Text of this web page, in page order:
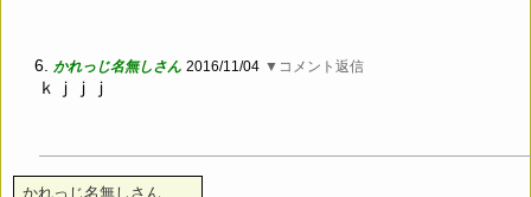
6. かれっじ名無しさん 2016/11/04 ▼コメント返信
ｋｊｊｊ